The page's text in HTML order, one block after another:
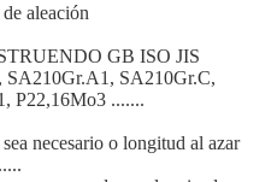
aleación
GB ISO JIS
SA210Gr.C,
P22,16Mo3 .......
necesario o longitud al azar